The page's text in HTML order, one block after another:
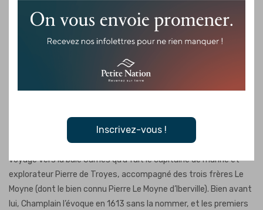
Inscrivez-vous !
algonquienne. C’est lui qui envoie la loutre plonger dans les
profondeurs marines pour en rapporter le grain de sable à partir
duquel la terre sera façonnée. Mais on a également trouvé
comme toponyme autochtoneOkai Sipi
dorés (lesquels sont des trophées de pêche convoités dans ses
eaux!)
En français, on l’appelle officiellement la rivière du Lièvre, mais
tous disent la Lièvre, plus simplement. La plus ancienne
mention de son nom français remonte à 1686, dans le récit de
voyage vers la baie James qu’a fait le capitaine de marine et
explorateur Pierre de Troyes, accompagné des trois frères Le
Moyne (dont le bien connu Pierre Le Moyne d’Iberville). Bien avant
lui, Champlain l’évoque en 1613 sans la nommer, et les premiers